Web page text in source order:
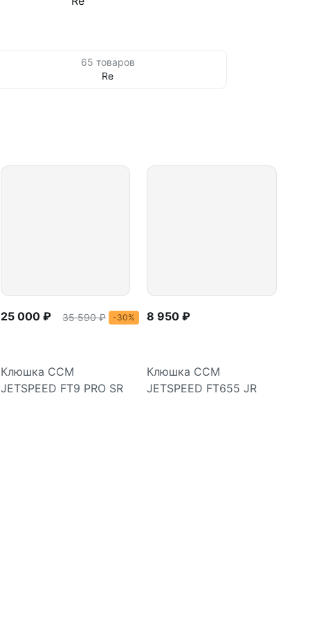
65 товаров
Re
25 000 ₽ 35 590 ₽ -30%
Клюшка CCM
JETSPEED FT9 PRO SR
8 950 ₽
Клюшка CCM
JETSPEED FT655 JR